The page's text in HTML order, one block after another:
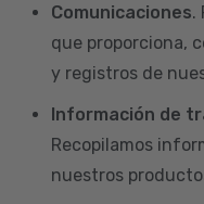
Comunicaciones.
que proporciona,
y registros de
Información de
Recopilamos
nuestros